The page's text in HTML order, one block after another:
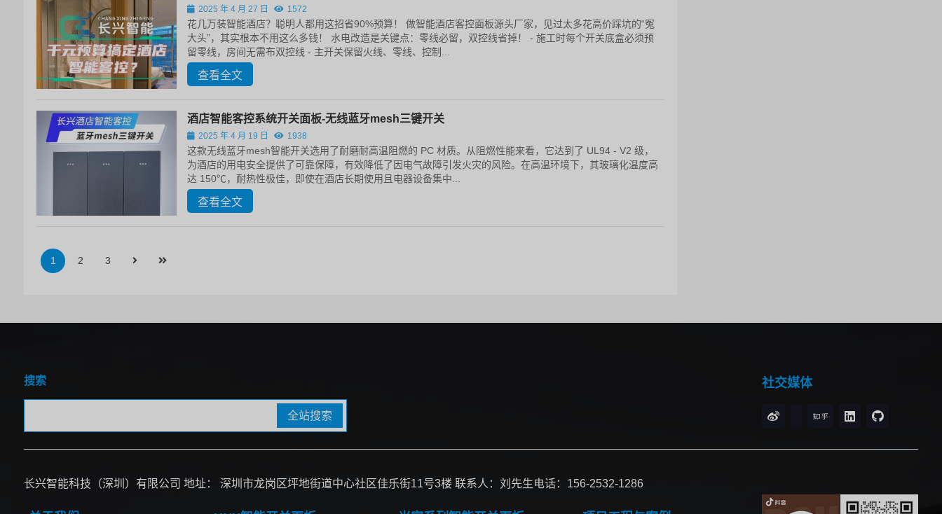
2025 年 4 月 27 日 1572
花几万装智能酒店？聪明人都用这招省90%预算！ 做智能酒店客控面板源头厂家，见过太多花高价踩坑的“冤
大头”，其实根本不用这么多钱！ 水电改造是关键点：零线必留，双控线省掉！ - 施工时每个开关底盒必须预
留零线，房间无需布双控线 - 主开关保留火线、零线、控制...
查看全文
酒店智能客控系统开关面板-无线蓝牙mesh三键开关
2025 年 4 月 19 日 1938
这款无线蓝牙mesh智能开关选用了耐磨耐高温阻燃的 PC 材质。从阻燃性能来看，它达到了 UL94 - V2 级，
为酒店的用电安全提供了可靠保障，有效降低了因电气故障引发火灾的风险。在高温环境下，其玻璃化温度高
达 150℃，耐热性极佳，即使在酒店长期使用且电器设备集中...
查看全文
1 2 3
搜索
全站搜索
社交媒体
长兴智能科技（深圳）有限公司 地址： 深圳市龙岗区坪地街道中心社区佳乐街11号3楼 联系人：刘先生电话：156-2532-1286